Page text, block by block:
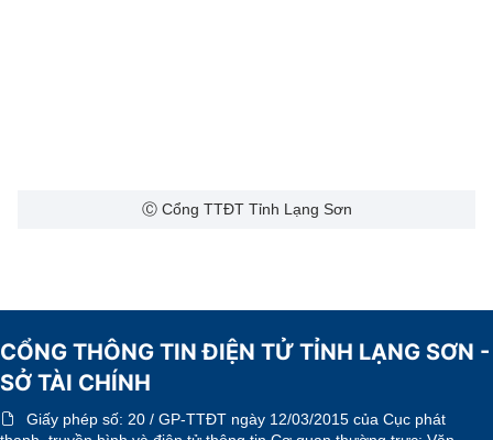
Ⓒ Cổng TTĐT Tỉnh Lạng Sơn
CỔNG THÔNG TIN ĐIỆN TỬ TỈNH LẠNG SƠN -
SỞ TÀI CHÍNH
Giấy phép số: 20 / GP-TTĐT ngày 12/03/2015 của Cục phát